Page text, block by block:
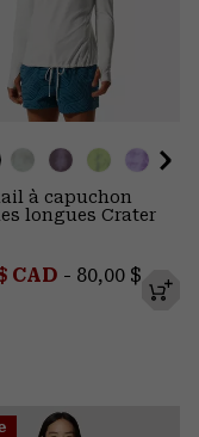
à capuchon
longues Crater
sale price:
CAD - Maximum
80,00 $